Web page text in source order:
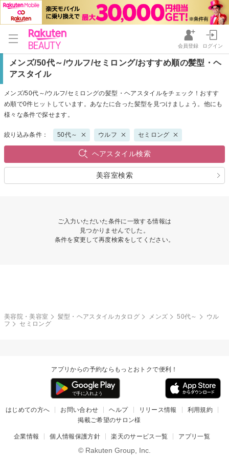
会員登録 ログイン
メンズ/50代～/ウルフ/セミロング/おすすめ順の髪型・ヘ
アスタイル
メンズ/50代～/ウルフ/セミロングの髪型・ヘアスタイルをチェック！おすす
め順で0件ヒットしています。あなたに合った髪型を見つけましょう。他にも
様々な条件で探せます。
絞り込み条件： 50代～ ウルフ セミロング
ヘアスタイル検索
美容室検索
ご入力いただいた条件に一致する情報は
見つかりませんでした。
条件を変更して再度検索をしてください。
美容院・美容室 髪型・ヘアスタイルカタログ メンズ 50代～
ウル
フ
セミロング
アプリからの予約ならもっとおトクで便利！
はじめての方へ お問い合わせ ヘルプ リリース情報
利用規約
掲載ご希望のサロン様
企業情報 個人情報保護方針 楽天のサービス一覧 アプリ一覧
© Rakuten Group, Inc.